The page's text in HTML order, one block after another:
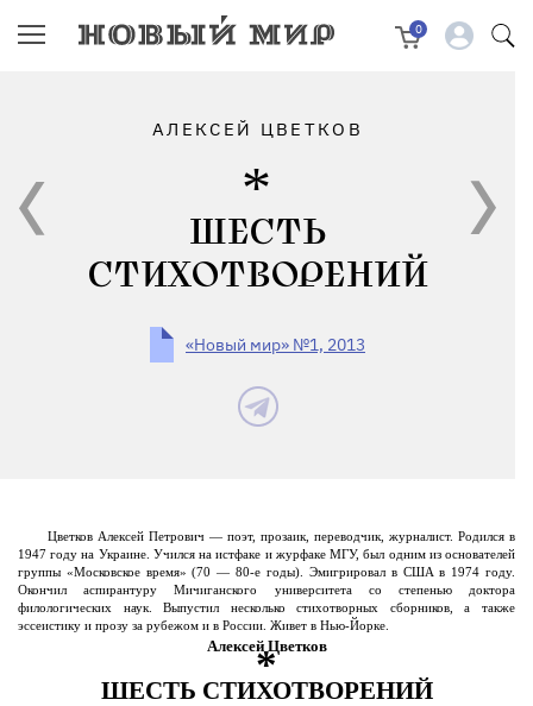
0
АЛЕКСЕЙ ЦВЕТКОВ
ШЕСТЬ
СТИХОТВОРЕНИЙ
«Новый мир» №1, 2013
Цветков Алексей Петрович — поэт, прозаик, переводчик, журналист. Родился в
1947 году на Украине. Учился на истфаке и журфаке МГУ, был одним из основателей
группы «Московское время» (70 — 80-е годы). Эмигрировал в США в 1974 году.
Окончил аспирантуру Мичиганского университета со степенью доктора
филологических наук. Выпустил несколько стихотворных сборников, а также
эссеистику и прозу за рубежом и в России. Живет в Нью-Йорке.
Алексей Цветков
*
ШЕСТЬ СТИХОТВОРЕНИЙ